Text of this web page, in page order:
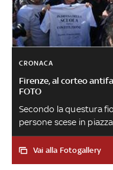
CRONACA
Firenze, al corteo
FOTO
Secondo la questura
persone scese in
l'aggressione del liceo
scuola la Costituzione.
Vai alla Fotogallery